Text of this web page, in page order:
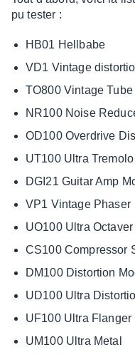
pu tester :
HB01 Hell­babe
VD1 Vintage
TO800 Vintage
NR100 Noise
OD100 Over­drive
UT100 Ultra Tremolo
DGI21 Guitar Amp
VP1 Vintage Phaser
UO100 Ultra Octa­ver
CS100 Compres­sor
DM100 Distor­tion
UD100 Ultra
UF100 Ultra Flan­ger
UM100 Ultra Metal